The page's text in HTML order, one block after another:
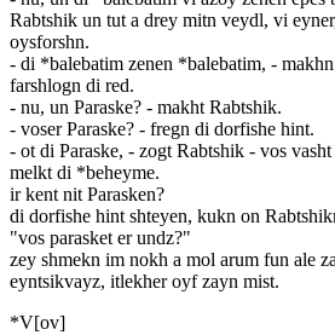
Rabtshik un tut a drey mitn veydl, vi
oysforshn.
- di *balebatim zenen *balebatim, -
farshlogn di red.
- nu, un Paraske? - makht Rabtshik.
- voser Paraske? - fregn di dorfishe hint.
- ot di Paraske, - zogt Rabtshik - vos
melkt di *beheyme.
ir kent nit Parasken?
di dorfishe hint shteyen, kukn on
"vos parasket er undz?"
zey shmekn im nokh a mol arum fun ale
eyntsikvayz, itlekher oyf zayn mist.
*V[ov]